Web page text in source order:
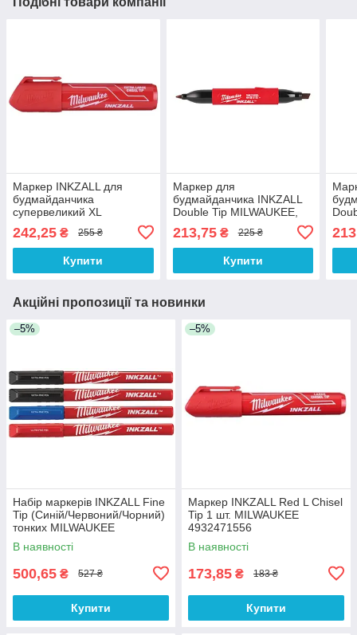
Маркер INKZALL для
будмайданчика
супервеликий XL
червоний (1 шт., дисплей
12 шт.)
242,25 ₴ 255 ₴
Купити
Маркер для
будмайданчика INKZALL
Double Tip MILWAUKEE,
тонкий/скошений, чорний
(48223115)
213,75₴ 225 ₴
Купити
Акційні пропозиції та новинки
–5%
Набір маркерів INKZALL Fine
Tip (Синій/Червоний/Чорний)
тонких MILWAUKEE
В наявності
500,65 ₴ 527 ₴
Купити
–5%
Маркер INKZALL Red L Chisel
Tip 1 шт. MILWAUKEE
4932471556
В наявності
173,85 ₴ 183 ₴
Купити